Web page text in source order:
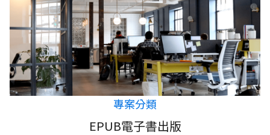
專案分類
EPUB電子書出版